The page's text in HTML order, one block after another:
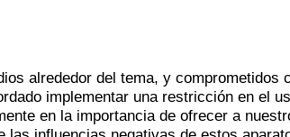
alrededor del tema, y comprometidos
implementar una restricción en el
en la importancia de ofrecer a